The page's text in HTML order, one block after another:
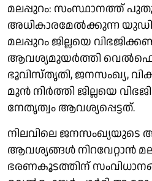
മലപ്പുറം: സംസ്ഥാനത്ത്
അധികാരമേൽക്കുന്ന
മലപ്പുറം ജില്ലയെ
ആവശ്യമുയർത്തി
ഭൂവിസ്തൃതി, ജനസംഖ്യ,
മുൻ നിർത്തി ജില്ലയെ
നേതൃത്വം ആവശ്യപ്പെട്ടത്.
നിലവിലെ ജനസംഖ്യയുടെ
ആവശ്യങ്ങൾ നിറവേറ്റാൻ
ഭരണകൂടത്തിന്